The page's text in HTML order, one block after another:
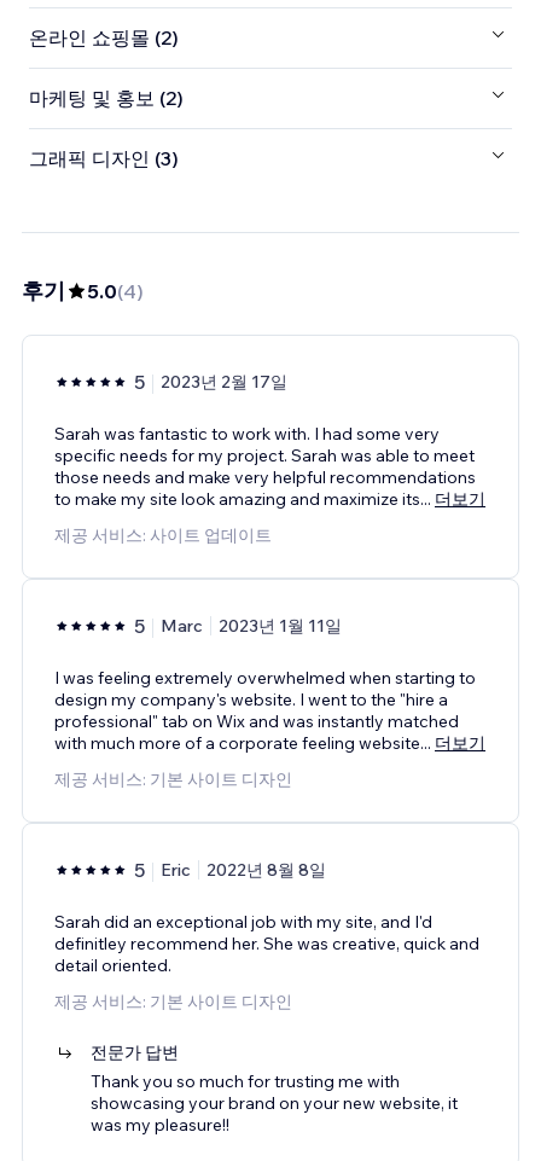
온라인 쇼핑몰 (2)
마케팅 및 홍보 (2)
그래픽 디자인 (3)
후기 5.0(4)
5 2023년 2월 17일
Sarah was fantastic to work with. I had some very
specific needs for my project. Sarah was able to meet
those needs and make very helpful recommendations
to make my site look amazing and maximize its... 더보기
제공 서비스: 사이트 업데이트
5 Marc 2023년 1월 11일
I was feeling extremely overwhelmed when starting to
design my company's website. I went to the "hire a
professional" tab on Wix and was instantly matched
with much more of a corporate feeling website... 더보기
제공 서비스: 기본 사이트 디자인
5 Eric 2022년 8월 8일
Sarah did an exceptional job with my site, and I'd
definitley recommend her. She was creative, quick and
detail oriented.
제공 서비스: 기본 사이트 디자인
전문가 답변
Thank you so much for trusting me with
showcasing your brand on your new website, it
was my pleasure!!